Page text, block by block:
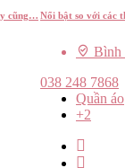
cũng… Nổi bật so với các
Bình
038 248 7868
Quần áo
+2